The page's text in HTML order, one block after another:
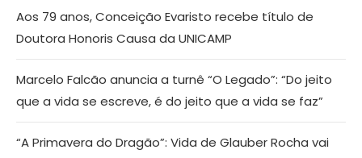
Aos 79 anos, Conceição Evaristo recebe título de
Doutora Honoris Causa da UNICAMP
Marcelo Falcão anuncia a turnê “O Legado”: “Do jeito
que a vida se escreve, é do jeito que a vida se faz”
“A Primavera do Dragão”: Vida de Glauber Rocha vai